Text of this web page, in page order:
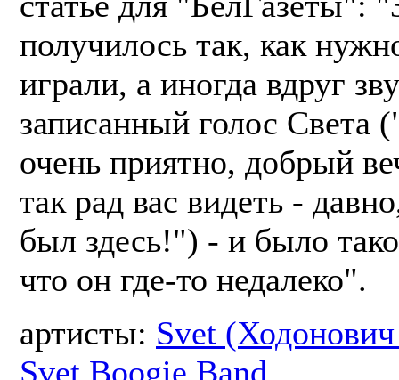
получилось так, как
играли, а иногда вдруг
записанный голос Света
очень приятно, добрый
так рад вас видеть -
был здесь!") - и было
что он где-то недалеко".
артисты: Svet
Svet Boogie Band